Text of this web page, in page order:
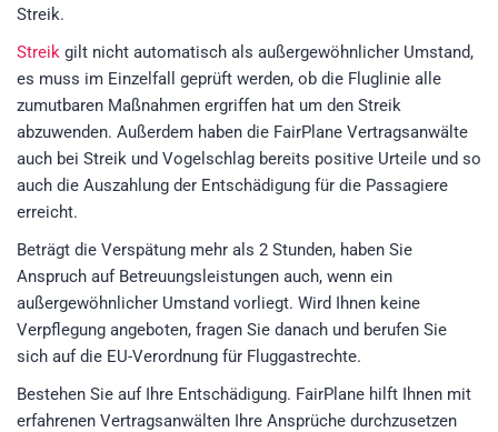
Streik.
Streik gilt nicht automatisch als außergewöhnlicher Umstand,
es muss im Einzelfall geprüft werden, ob die Fluglinie alle
zumutbaren Maßnahmen ergriffen hat um den Streik
abzuwenden. Außerdem haben die FairPlane Vertragsanwälte
auch bei Streik und Vogelschlag bereits positive Urteile und so
auch die Auszahlung der Entschädigung für die Passagiere
erreicht.
Beträgt die Verspätung mehr als 2 Stunden, haben Sie
Anspruch auf Betreuungsleistungen auch, wenn ein
außergewöhnlicher Umstand vorliegt. Wird Ihnen keine
Verpflegung angeboten, fragen Sie danach und berufen Sie
sich auf die EU-Verordnung für Fluggastrechte.
Bestehen Sie auf Ihre Entschädigung. FairPlane hilft Ihnen mit
erfahrenen Vertragsanwälten Ihre Ansprüche durchzusetzen